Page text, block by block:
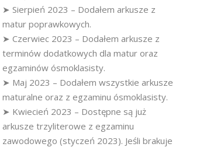
➤ Sierpień 2023 – Dodałem arkusze z
matur poprawkowych.
➤ Czerwiec 2023 – Dodałem arkusze z
terminów dodatkowych dla matur oraz
egzaminów ósmoklasisty.
➤ Maj 2023 – Dodałem wszystkie arkusze
maturalne oraz z egzaminu ósmoklasisty.
➤ Kwiecień 2023 – Dostępne są już
arkusze trzyliterowe z egzaminu
zawodowego (styczeń 2023). Jeśli brakuje